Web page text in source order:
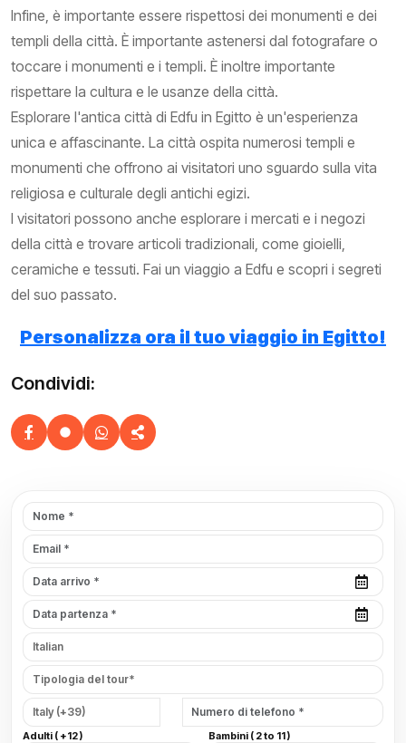
Infine, è importante essere rispettosi dei monumenti e dei
templi della città. È importante astenersi dal fotografare o
toccare i monumenti e i templi. È inoltre importante
rispettare la cultura e le usanze della città.
Esplorare l'antica città di Edfu in Egitto è un'esperienza
unica e affascinante. La città ospita numerosi templi e
monumenti che offrono ai visitatori uno sguardo sulla vita
religiosa e culturale degli antichi egizi.
I visitatori possono anche esplorare i mercati e i negozi
della città e trovare articoli tradizionali, come gioielli,
ceramiche e tessuti. Fai un viaggio a Edfu e scopri i segreti
del suo passato.
Personalizza ora il tuo viaggio in Egitto!
Condividi:
Adulti ( +12 ) Bambini ( 2 to 11 )